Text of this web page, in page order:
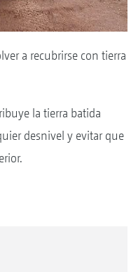
a recubrirse con tierra
la tierra batida
desnivel y evitar que